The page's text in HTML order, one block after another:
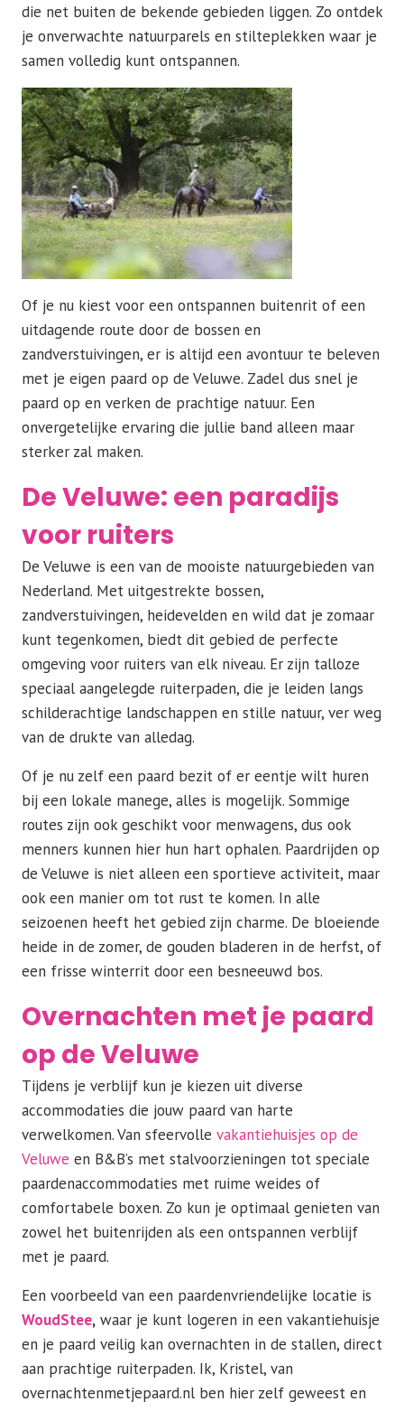
die net buiten de bekende gebieden liggen. Zo ontdek
je onverwachte natuurparels en stilteplekken waar je
samen volledig kunt ontspannen.
Of je nu kiest voor een ontspannen buitenrit of een
uitdagende route door de bossen en
zandverstuivingen, er is altijd een avontuur te beleven
met je eigen paard op de Veluwe. Zadel dus snel je
paard op en verken de prachtige natuur. Een
onvergetelijke ervaring die jullie band alleen maar
sterker zal maken.
De Veluwe: een paradijs
voor ruiters
De Veluwe is een van de mooiste natuurgebieden van
Nederland. Met uitgestrekte bossen,
zandverstuivingen, heidevelden en wild dat je zomaar
kunt tegenkomen, biedt dit gebied de perfecte
omgeving voor ruiters van elk niveau. Er zijn talloze
speciaal aangelegde ruiterpaden, die je leiden langs
schilderachtige landschappen en stille natuur, ver weg
van de drukte van alledag.
Of je nu zelf een paard bezit of er eentje wilt huren
bij een lokale manege, alles is mogelijk. Sommige
routes zijn ook geschikt voor menwagens, dus ook
menners kunnen hier hun hart ophalen. Paardrijden op
de Veluwe is niet alleen een sportieve activiteit, maar
ook een manier om tot rust te komen. In alle
seizoenen heeft het gebied zijn charme. De bloeiende
heide in de zomer, de gouden bladeren in de herfst, of
een frisse winterrit door een besneeuwd bos.
Overnachten met je paard
op de Veluwe
Tijdens je verblijf kun je kiezen uit diverse
accommodaties die jouw paard van harte
verwelkomen. Van sfeervolle vakantiehuisjes op de
Veluwe en B&B’s met stalvoorzieningen tot speciale
paardenaccommodaties met ruime weides of
comfortabele boxen. Zo kun je optimaal genieten van
zowel het buitenrijden als een ontspannen verblijf
met je paard.
Een voorbeeld van een paardenvriendelijke locatie is
WoudStee, waar je kunt logeren in een vakantiehuisje
en je paard veilig kan overnachten in de stallen, direct
aan prachtige ruiterpaden. Ik, Kristel, van
overnachtenmetjepaard.nl ben hier zelf geweest en